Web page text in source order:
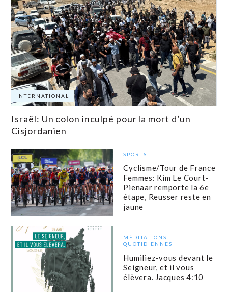
INTERNATIONAL
Israël: Un colon inculpé pour la mort d’un
Cisjordanien
SPORTS
Cyclisme/Tour de France
Femmes: Kim Le Court-
Pienaar remporte la 6e
étape, Reusser reste en
jaune
MÉDITATIONS
QUOTIDIENNES
Humiliez-vous devant le
Seigneur, et il vous
élèvera. Jacques 4:10